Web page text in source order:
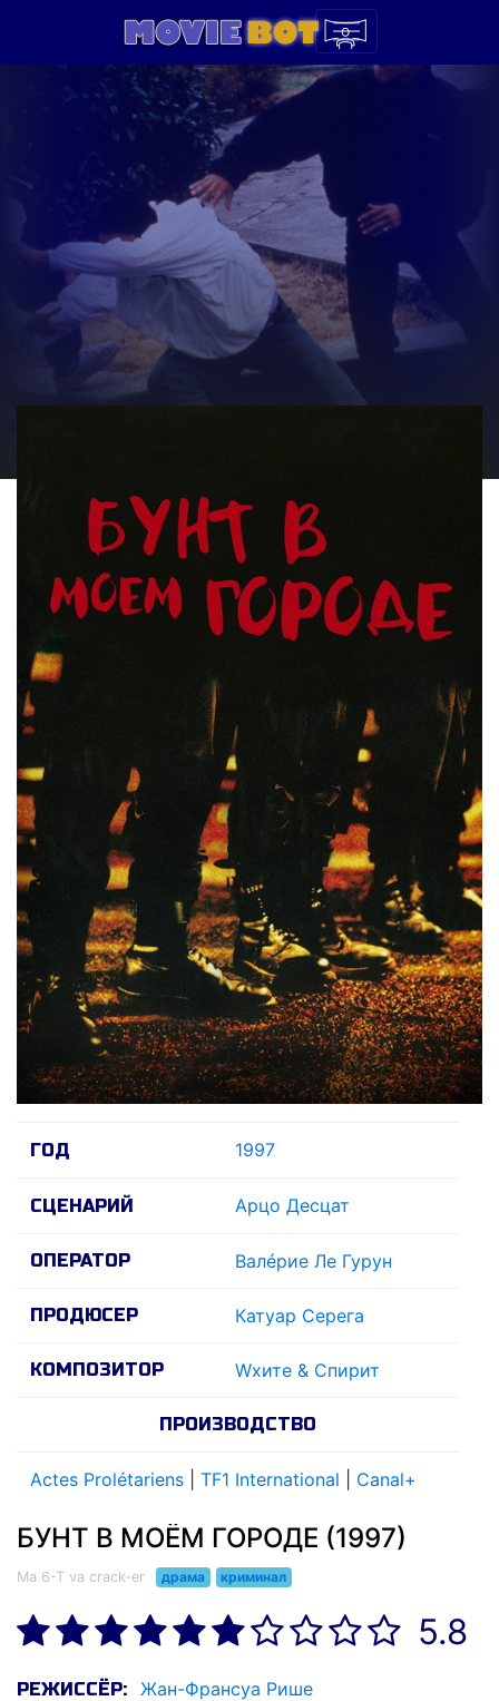
ГОД 1997
СЦЕНАРИЙ Арцо Десцат
ОПЕРАТОР Валéрие Ле Гурун
ПРОДЮСЕР Катуар Серега
КОМПОЗИТОР Wхите & Спирит
ПРОИЗВОДСТВО
Actes Prolétariens TF1 International Canal+
БУНТ В МОЁМ ГОРОДЕ (1997)
Ma 6-T va crack-er драма криминал
5.8
РЕЖИССЁР: Жан-Франсуа Рише